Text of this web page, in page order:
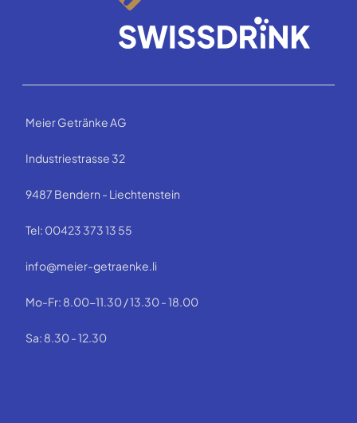
Meier Getränke AG
Industriestrasse 32
9487 Bendern - Liechtenstein
Tel: 00423 373 13 55
info@meier-getraenke.li
Mo-Fr: 8.00-11.30 / 13.30 - 18.00
Sa: 8.30 - 12.30